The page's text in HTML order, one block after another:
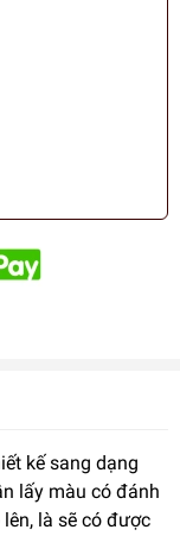
kế sang dạng
lấy màu có đánh
là sẽ có được